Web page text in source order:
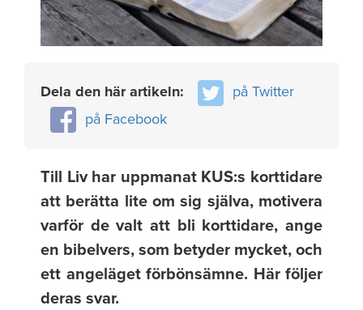
Dela den här artikeln:
på Twitter
på Facebook
Till Liv har uppmanat KUS:s korttidare
att berätta lite om sig själva, motivera
varför de valt att bli korttidare, ange
en bibelvers, som betyder mycket, och
ett angeläget förbönsämne. Här följer
deras svar.